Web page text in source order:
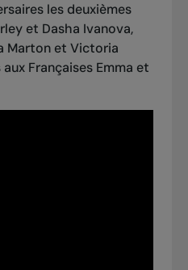
les deuxièmes
et Dasha Ivanova,
Marton et Victoria
Françaises Emma et